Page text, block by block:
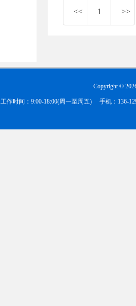
<< 1 >>
Copyright ©
工作时间：9:00-18:00(周一至周五) 手机：136-